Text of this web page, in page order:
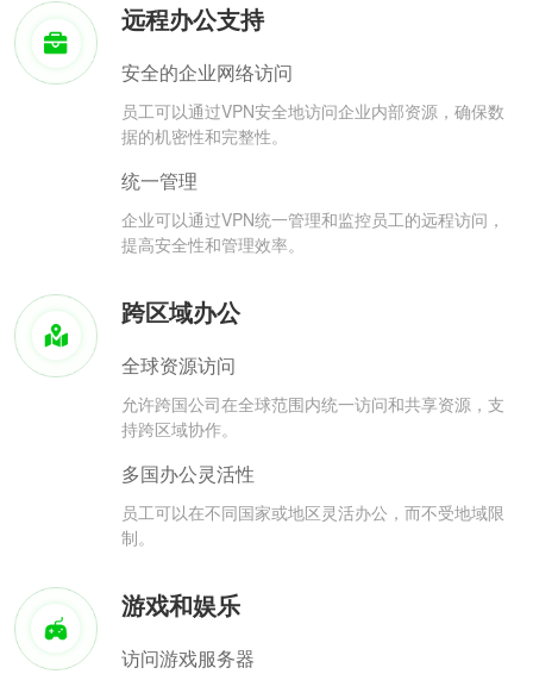
远程办公支持
安全的企业网络访问
员工可以通过VPN安全地访问企业内部资源，确保数
据的机密性和完整性。
统一管理
企业可以通过VPN统一管理和监控员工的远程访问，
提高安全性和管理效率。
跨区域办公
全球资源访问
允许跨国公司在全球范围内统一访问和共享资源，支
持跨区域协作。
多国办公灵活性
员工可以在不同国家或地区灵活办公，而不受地域限
制。
游戏和娱乐
访问游戏服务器